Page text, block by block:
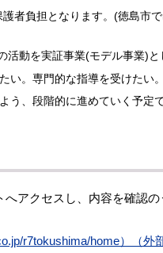
者負担となります。(徳島市
動を実証事業(モデル事業)と
い。専門的な指導を受けたい。
う、段階的に進めていく予定で
アクセスし、内容を確認
r7tokushima/home）（外